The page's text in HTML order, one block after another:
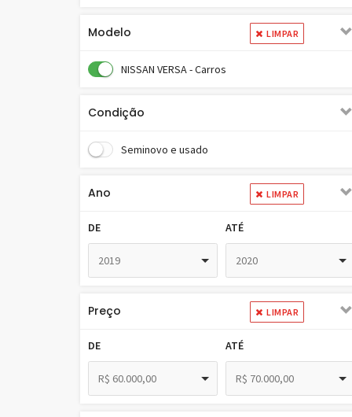
Modelo LIMPAR
NISSAN VERSA - Carros
Condição
Seminovo e usado
Ano LIMPAR
DE
2019
ATÉ
2020
Preço LIMPAR
DE
R$ 60.000,00
ATÉ
R$ 70.000,00